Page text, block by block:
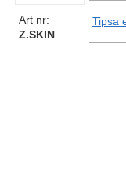
Art nr:
Z.SKIN
Tipsa